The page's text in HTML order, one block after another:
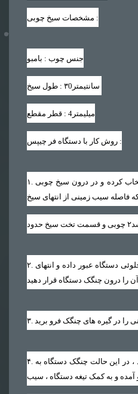
مشخصات سیخ چوبی :
جنس چوب : بامبو
طول سیخ : ۳0 سانتیمتر
قطر مقطع : 4 میلیمتر
روش کار با دستگاه فر چیپس :
۱ . ابتدا یک سیب زمینی مناسب انتخاب کرده و در درون سیخ چوبی
فاصله سیب زمینی از انتهای سیخ
۲
۲. سر تیز سیخ چوبی را از شکاف جلوئی دستگاه عبور داده و انتهای
۳
۴. کلید چپگرد دستگاه را روشن کنید ، در این حالت چنگک دستگاه به
آمده و به کمک تیغه دستگاه ، سیب